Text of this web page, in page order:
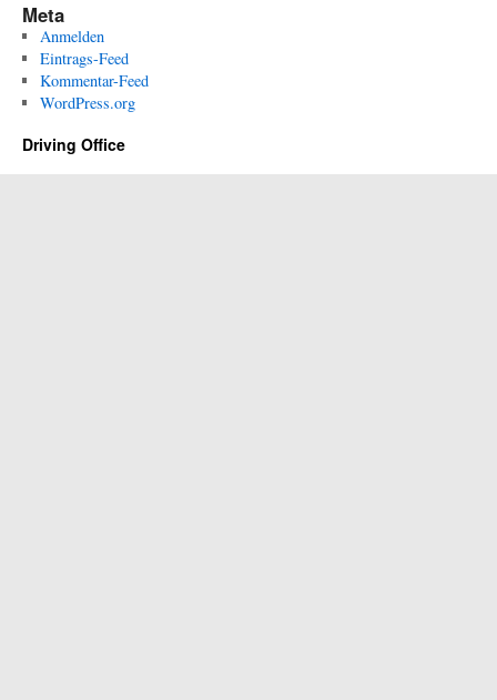
Meta
Anmelden
Eintrags-Feed
Kommentar-Feed
WordPress.org
Driving Office